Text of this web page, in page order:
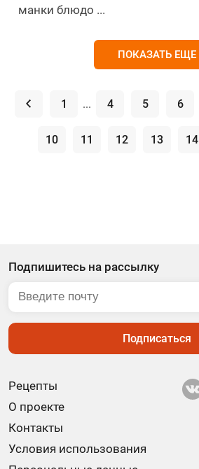
манки блюдо ...
ПОКАЗАТЬ ЕЩЕ
. 1 ... 4 5 6
10 11 12 13 14
Рецепты
О проекте
Контакты
Условия использования
Подпишитесь на рассылку
Подписаться